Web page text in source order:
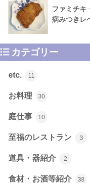
ファミチキ
病みつきレ
カテゴリー
etc. 11
お料理 30
庭仕事 10
至福のレストラン 3
道具・器紹介 2
食材・お酒等紹介 38